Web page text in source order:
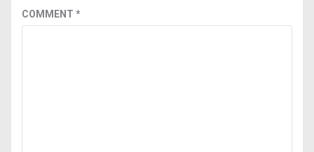
COMMENT *